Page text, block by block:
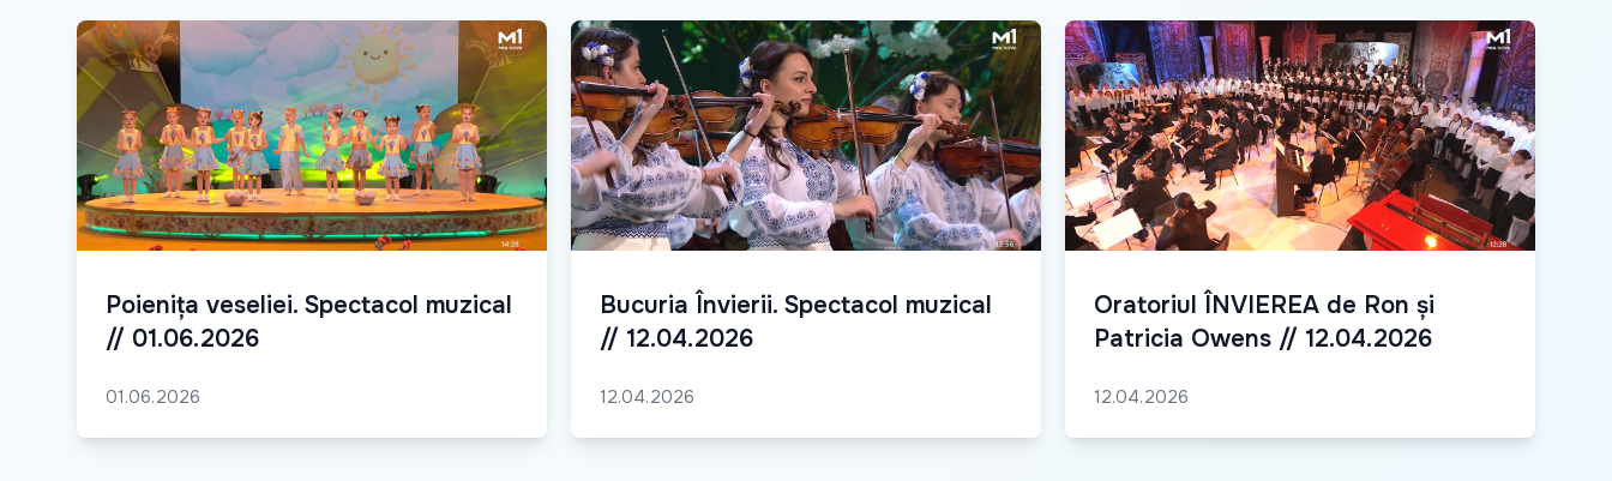
Poienița veseliei. Spectacol muzical
// 01.06.2026
01.06.2026
Bucuria Învierii. Spectacol muzical
// 12.04.2026
12.04.2026
Oratoriul ÎNVIEREA de Ron și
Patricia Owens // 12.04.2026
12.04.2026